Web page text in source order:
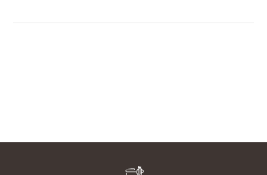
개인정보 처리 직원의 교육 : 개인정보 관련 처리
개인정보보호 의무에 관한 정기적인 교육과 내부